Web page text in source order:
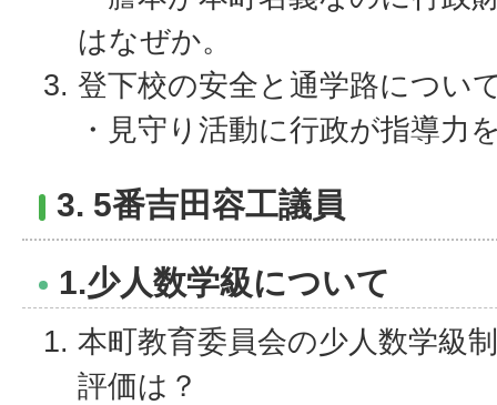
はなぜか。
登下校の安全と通学路につい
・見守り活動に行政が指導力
3. 5番吉田容工議員
1.少人数学級について
本町教育委員会の少人数学級
評価は？